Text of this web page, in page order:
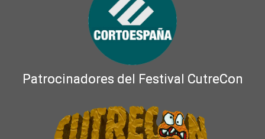
Patrocinadores del Festival CutreCon